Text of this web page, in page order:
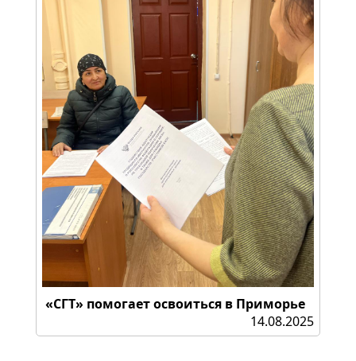
«СГТ» помогает освоиться в Приморье
14.08.2025